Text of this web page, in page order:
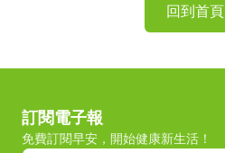
回到首頁
訂閱電子報
免費訂閱早安，開始健康新生活！